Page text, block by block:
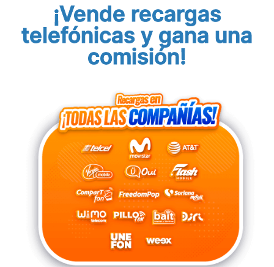
¡Vende recargas
telefónicas y gana una
comisión!